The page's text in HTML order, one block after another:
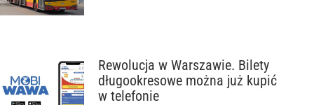
Rewolucja w Warszawie. Bilety
długookresowe można już kupić
w telefonie